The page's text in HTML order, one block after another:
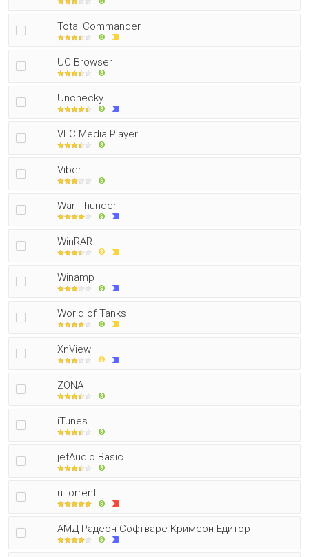
Total Commander
UC Browser
Unchecky
VLC Media Player
Viber
War Thunder
WinRAR
Winamp
World of Tanks
XnView
ZONA
iTunes
jetAudio Basic
uTorrent
АМД Радеон Софтваре Кримсон Едитор